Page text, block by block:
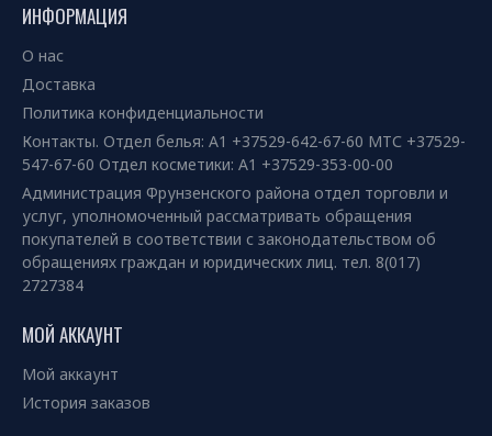
ИНФОРМАЦИЯ
О нас
Доставка
Политика конфиденциальности
Контакты. Отдел белья: А1 +37529-642-67-60 МТС +37529-
547-67-60 Отдел косметики: А1 +37529-353-00-00
Администрация Фрунзенского района отдел торговли и
услуг, уполномоченный рассматривать обращения
покупателей в соответствии с законодательством об
обращениях граждан и юридических лиц. тел. 8(017)
2727384
МОЙ АККАУНТ
Мой аккаунт
История заказов